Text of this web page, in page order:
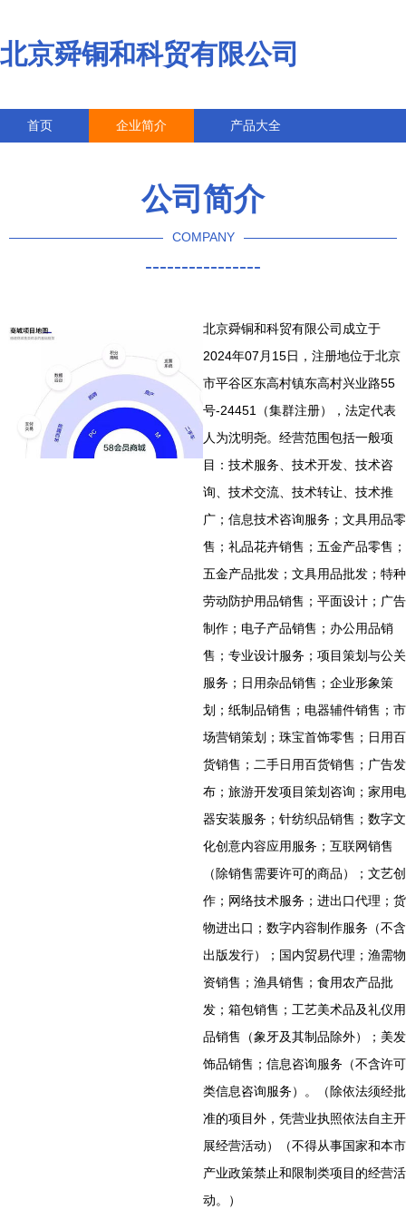
北京舜铜和科贸有限公司
首页 企业简介 产品大全
公司简介
COMPANY
----------------
北京舜铜和科贸有限公司成立于
2024年07月15日，注册地位于北京
市平谷区东高村镇东高村兴业路55
号-24451（集群注册），法定代表
人为沈明尧。经营范围包括一般项
目：技术服务、技术开发、技术咨
询、技术交流、技术转让、技术推
广；信息技术咨询服务；文具用品零
售；礼品花卉销售；五金产品零售；
五金产品批发；文具用品批发；特种
劳动防护用品销售；平面设计；广告
制作；电子产品销售；办公用品销
售；专业设计服务；项目策划与公关
服务；日用杂品销售；企业形象策
划；纸制品销售；电器辅件销售；市
场营销策划；珠宝首饰零售；日用百
货销售；二手日用百货销售；广告发
布；旅游开发项目策划咨询；家用电
器安装服务；针纺织品销售；数字文
化创意内容应用服务；互联网销售
（除销售需要许可的商品）；文艺创
作；网络技术服务；进出口代理；货
物进出口；数字内容制作服务（不含
出版发行）；国内贸易代理；渔需物
资销售；渔具销售；食用农产品批
发；箱包销售；工艺美术品及礼仪用
品销售（象牙及其制品除外）；美发
饰品销售；信息咨询服务（不含许可
类信息咨询服务）。（除依法须经批
准的项目外，凭营业执照依法自主开
展经营活动）（不得从事国家和本市
产业政策禁止和限制类项目的经营活
动。）